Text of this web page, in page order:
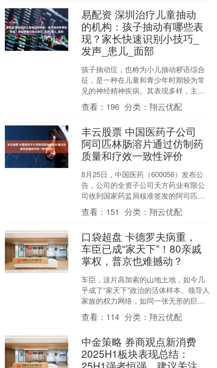
易配资 深圳治疗儿童抽动
的机构：孩子抽动有哪些表
现？家长快速识别小技巧_
发声_患儿_面部
孩子抽动症，也称为小儿抽动秽语综合
征，是一种在儿童和青少年时期较为常
见的神经精神疾病。其表现多样，主要
分为运动性抽动和发声性抽动两大类。
一、运动性抽动 （1）....
查看： 196 分类：翔云优配
丰云股票 中国医药子公司
阿司匹林肠溶片通过仿制药
质量和疗效一致性评价
8月25日，中国医药（600056）发布公
告，公司的全资子公司天方药业有限公
司收到国家药监局核准签发的阿司匹林
肠溶片的药品补充申请批准通知书，该
药品通过仿制药质....
查看： 151 分类：翔云优配
口袋超盘 卡德罗夫病重，
车臣已成“家天下”！80亲戚
掌权，普京也难撼动？
车臣，这片高加索的山地土地，如今几
乎成了“家天下”政治的活体样本。领导人
家族的权力网络，如同一张无形的巨
网，密密麻麻地延展到军队、政府、经
济与社会生活的各个层面....
查看： 114 分类：翔云优配
中金策略 券商观点新消费
2025H1板块表现总结：